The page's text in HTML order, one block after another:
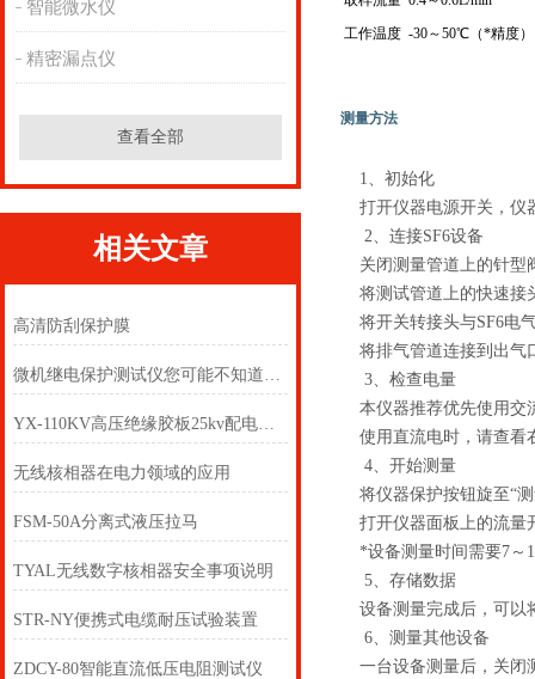
智能微水仪
精密漏点仪
查看全部
相关文章
高清防刮保护膜
微机继电保护测试仪您可能不知道的那些事~
YX-110KV高压绝缘胶板25kv配电室绝缘胶垫
无线核相器在电力领域的应用
FSM-50A分离式液压拉马
TYAL无线数字核相器安全事项说明
STR-NY便携式电缆耐压试验装置
ZDCY-80智能直流低压电阻测试仪
工作温度 -30～50℃（*精度）
测量方法
1、初始化
打开仪器电源开关，仪
2、连接SF6设备
关闭测量管道上的针型
将测试管道上的快速接
将开关转接头与SF6电
将排气管道连接到出气
3、检查电量
本仪器推荐优先使用交
使用直流电时，请查看
4、开始测量
将仪器保护按钮旋至“
打开仪器面板上的流量
*设备测量时间需要7～
5、存储数据
设备测量完成后，可以
6、测量其他设备
一台设备测量后，关闭